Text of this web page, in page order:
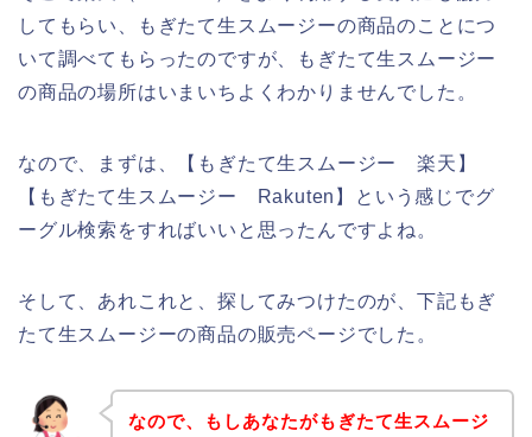
してもらい、もぎたて生スムージーの商品のことにつ
いて調べてもらったのですが、もぎたて生スムージー
の商品の場所はいまいちよくわかりませんでした。
なので、まずは、【もぎたて生スムージー 楽天】
【もぎたて生スムージー Rakuten】という感じでグ
ーグル検索をすればいいと思ったんですよね。
そして、あれこれと、探してみつけたのが、下記もぎ
たて生スムージーの商品の販売ページでした。
なので、もしあなたがもぎたて生スムージ